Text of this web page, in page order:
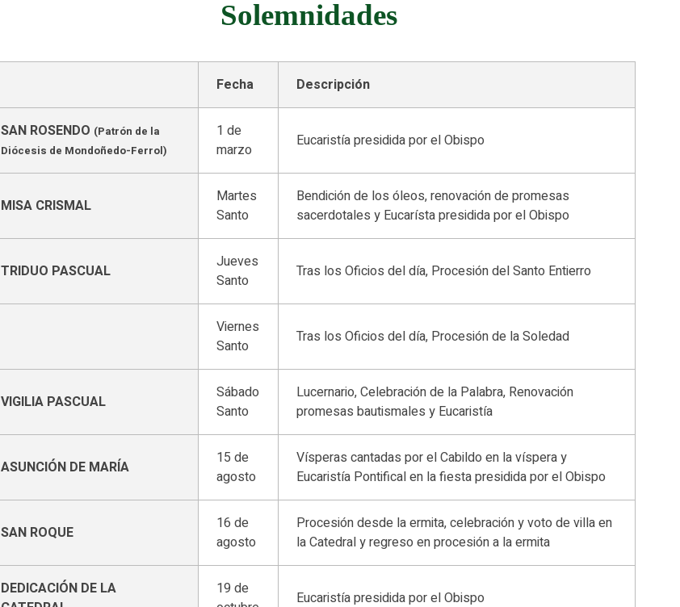
Solemnidades
Fecha Descripción
SAN ROSENDO (Patrón de la
Diócesis de Mondoñedo-Ferrol)
1 de
marzo
Eucaristía presidida por el Obispo
MISA CRISMAL
Martes
Santo
Bendición de los óleos, renovación de promesas
sacerdotales y Eucarísta presidida por el Obispo
TRIDUO PASCUAL
Jueves
Santo
Tras los Oficios del día, Procesión del Santo Entierro
Viernes
Santo
Tras los Oficios del día, Procesión de la Soledad
VIGILIA PASCUAL
Sábado
Santo
Lucernario, Celebración de la Palabra, Renovación
promesas bautismales y Eucaristía
ASUNCIÓN DE MARÍA
15 de
agosto
Vísperas cantadas por el Cabildo en la víspera y
Eucaristía Pontifical en la fiesta presidida por el Obispo
SAN ROQUE
16 de
agosto
Procesión desde la ermita, celebración y voto de villa en
la Catedral y regreso en procesión a la ermita
DEDICACIÓN DE LA
19 de
Eucaristía presidida por el Obispo